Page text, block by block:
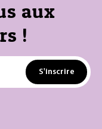
aux
!
S'inscrire